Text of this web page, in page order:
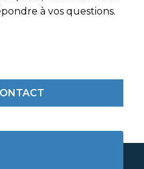
à vos questions.